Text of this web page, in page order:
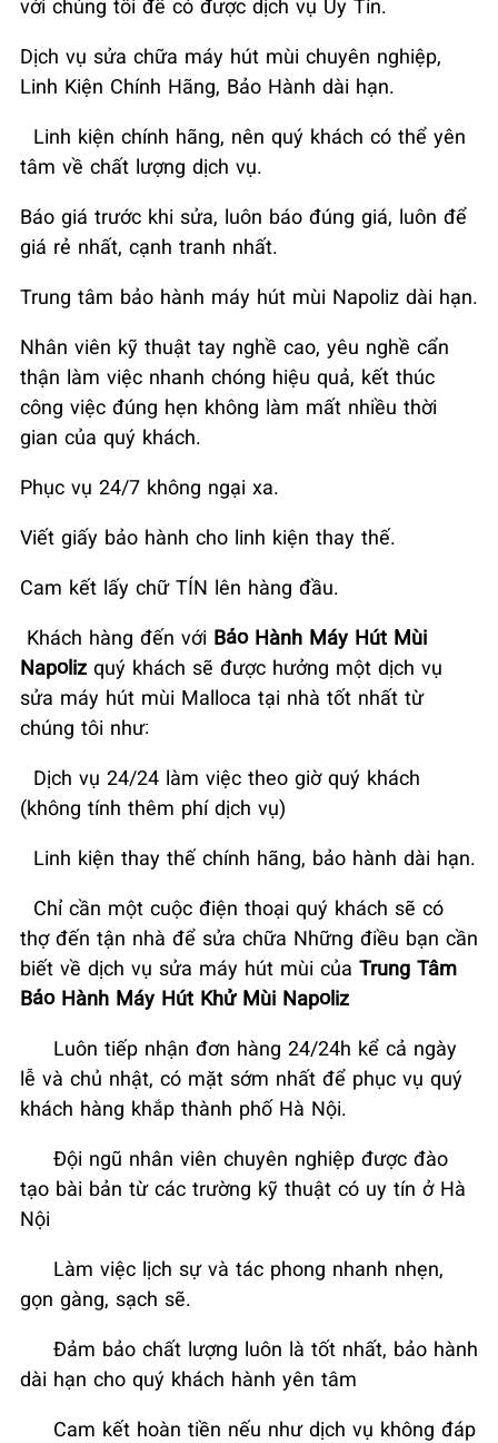
Dịch vụ sửa chữa máy hút mùi chuyên nghiệp,
Linh Kiện Chính Hãng, Bảo Hành dài hạn.
Linh kiện chính hãng, nên quý khách có thể yên
tâm về chất lượng dịch vụ.
Báo giá trước khi sửa, luôn báo đúng giá, luôn để
giá rẻ nhất, cạnh tranh nhất.
Trung tâm bảo hành máy hút mùi Napoliz dài hạn.
Nhân viên kỹ thuật tay nghề cao, yêu nghề cẩn
thận làm việc nhanh chóng hiệu quả, kết thúc
công việc đúng hẹn không làm mất nhiều thời
gian của quý khách.
Phục vụ 24/7 không ngại xa.
Viết giấy bảo hành cho linh kiện thay thế.
Cam kết lấy chữ TÍN lên hàng đầu.
Khách hàng đến với Bảo Hành Máy Hút Mùi
Napoliz quý khách sẽ được hưởng một dịch vụ
sửa máy hút mùi Malloca tại nhà tốt nhất từ
chúng tôi như:
Dịch vụ 24/24 làm việc theo giờ quý khách
(không tính thêm phí dịch vụ)
Linh kiện thay thế chính hãng, bảo hành dài hạn.
Chỉ cần một cuộc điện thoại quý khách sẽ có
thợ đến tận nhà để sửa chữa Những điều bạn cần
biết về dịch vụ sửa máy hút mùi của Trung Tâm
Bảo Hành Máy Hút Khử Mùi Napoliz
Luôn tiếp nhận đơn hàng 24/24h kể cả ngày
lễ và chủ nhật, có mặt sớm nhất để phục vụ quý
khách hàng khắp thành phố Hà Nội.
Đội ngũ nhân viên chuyên nghiệp được đào
tạo bài bản từ các trường kỹ thuật có uy tín ở Hà
Nội
Làm việc lịch sự và tác phong nhanh nhẹn,
gọn gàng, sạch sẽ.
Đảm bảo chất lượng luôn là tốt nhất, bảo hành
dài hạn cho quý khách hành yên tâm
Cam kết hoàn tiền nếu như dịch vụ không đáp